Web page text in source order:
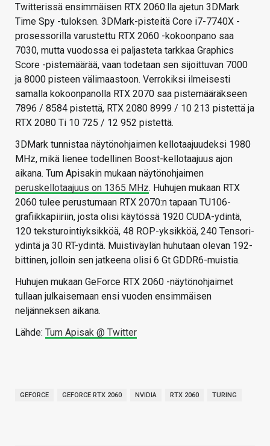
Twitterissä ensimmäisen RTX 2060:lla ajetun 3DMark
Time Spy -tuloksen. 3DMark-pisteitä Core i7-7740X -
prosessorilla varustettu RTX 2060 -kokoonpano saa
7030, mutta vuodossa ei paljasteta tarkkaa Graphics
Score -pistemäärää, vaan todetaan sen sijoittuvan 7000
ja 8000 pisteen välimaastoon. Verrokiksi ilmeisesti
samalla kokoonpanolla RTX 2070 saa pistemääräkseen
7896 / 8584 pistettä, RTX 2080 8999 / 10 213 pistettä ja
RTX 2080 Ti 10 725 / 12 952 pistettä.
3DMark tunnistaa näytönohjaimen kellotaajuudeksi 1980
MHz, mikä lienee todellinen Boost-kellotaajuus ajon
aikana. Tum Apisakin mukaan näytönohjaimen
peruskellotaajuus on 1365 MHz. Huhujen mukaan RTX
2060 tulee perustumaan RTX 2070:n tapaan TU106-
grafiikkapiiriin, josta olisi käytössä 1920 CUDA-ydintä,
120 teksturointiyksikköä, 48 ROP-yksikköä, 240 Tensori-
ydintä ja 30 RT-ydintä. Muistiväylän huhutaan olevan 192-
bittinen, jolloin sen jatkeena olisi 6 Gt GDDR6-muistia.
Huhujen mukaan GeForce RTX 2060 -näytönohjaimet
tullaan julkaisemaan ensi vuoden ensimmäisen
neljänneksen aikana.
Lähde: Tum Apisak @ Twitter
GEFORCE GEFORCE RTX 2060 NVIDIA RTX 2060 TURING